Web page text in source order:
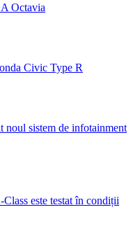
Octavia
Civic Type R
noul sistem de infotainment
este testat în condiții